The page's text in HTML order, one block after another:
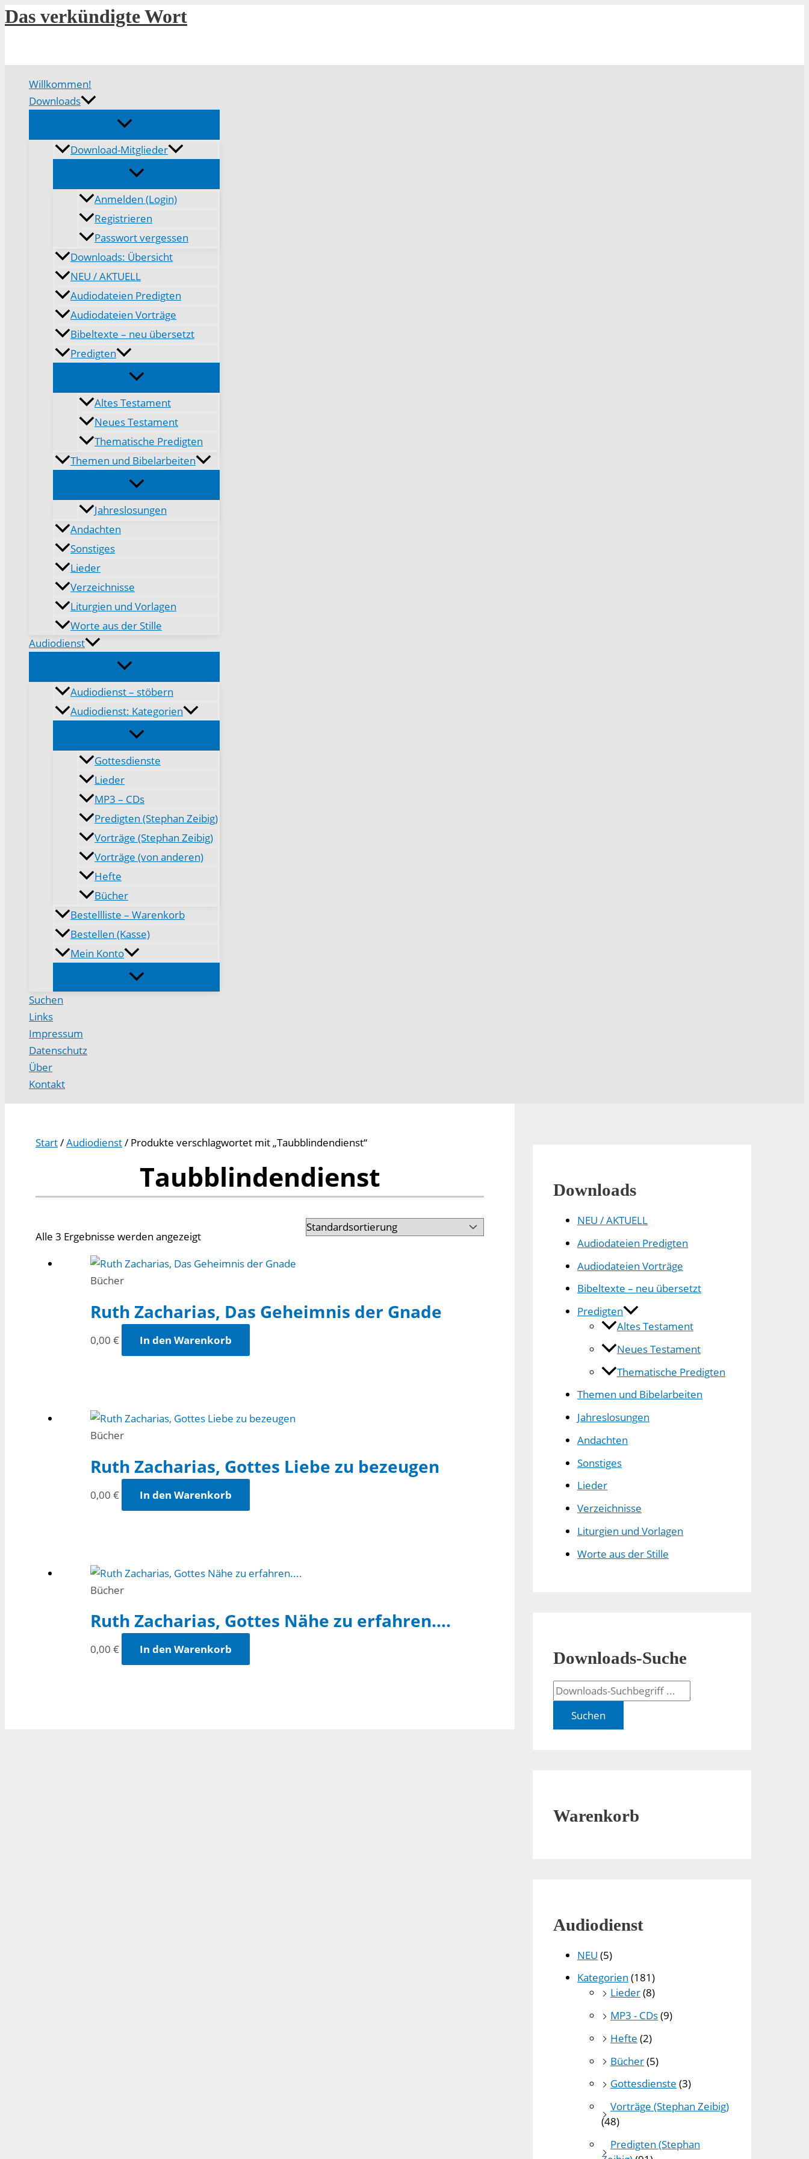
Zum
Inhalt
Das verkündigte Wort
Willkommen!
Downloads
Download-Mitglieder
Anmelden (Login)
Registrieren
Passwort vergessen
Downloads: Übersicht
NEU / AKTUELL
Audiodateien Predigten
Audiodateien Vorträge
Bibeltexte – neu übersetzt
Predigten
Altes Testament
Neues Testament
Thematische Predigten
Themen und Bibelarbeiten
Jahreslosungen
Andachten
Sonstiges
Lieder
Verzeichnisse
Liturgien und Vorlagen
Worte aus der Stille
Audiodienst
Audiodienst – stöbern
Audiodienst: Kategorien
Gottesdienste
Lieder
MP3 – CDs
Predigten (Stephan Zeibig)
Vorträge (Stephan Zeibig)
Vorträge (von anderen)
Hefte
Bücher
Bestellliste – Warenkorb
Bestellen (Kasse)
Mein Konto
Suchen
Links
Impressum
Datenschutz
Über
Kontakt
Start/Audiodienst/ Produkte verschlagwortet mit „Taubblindendienst“
Taubblindendienst
Alle 3 Ergebnisse werden angezeigt
Bücher
Ruth Zacharias, Das Geheimnis der Gnade
0,00 € In den Warenkorb
Bücher
Ruth Zacharias, Gottes Liebe zu bezeugen
0,00 € In den Warenkorb
Bücher
Ruth Zacharias, Gottes Nähe zu erfahren….
0,00 € In den Warenkorb
Downloads
NEU / AKTUELL
Audiodateien Predigten
Audiodateien Vorträge
Bibeltexte – neu übersetzt
Predigten
Altes Testament
Neues Testament
Thematische Predigten
Themen und Bibelarbeiten
Jahreslosungen
Andachten
Sonstiges
Lieder
Verzeichnisse
Liturgien und Vorlagen
Worte aus der Stille
Downloads-Suche
Suchen
Warenkorb
Audiodienst
NEU (5)
Kategorien (181)
Lieder(8)
MP3 - CDs(9)
Hefte (2)
Bücher(5)
Gottesdienste (3)
Vorträge (Stephan Zeibig)
(48)
Predigten (Stephan